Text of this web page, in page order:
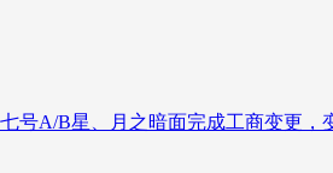
号A/B星、月之暗面完成工商变更